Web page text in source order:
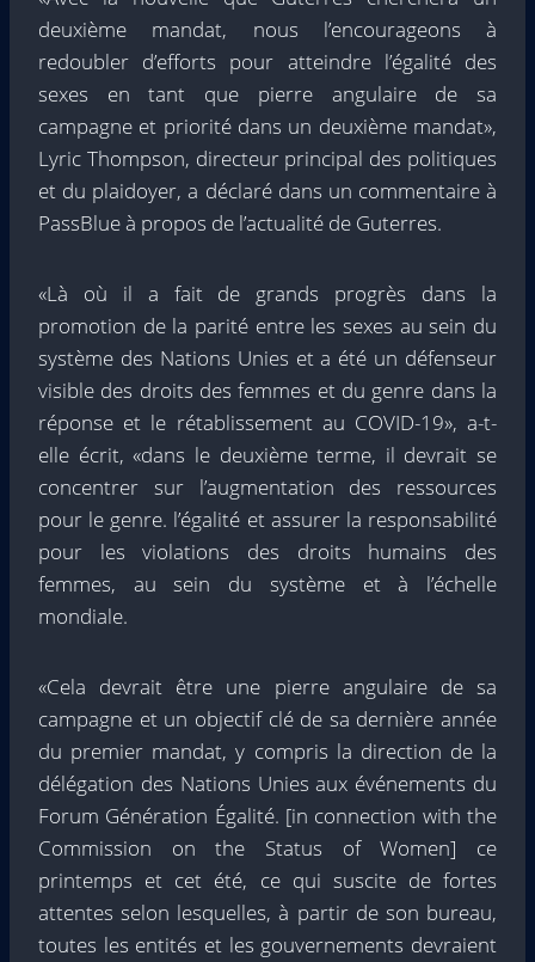
deuxième mandat, nous l’encourageons à
redoubler d’efforts pour atteindre l’égalité des
sexes en tant que pierre angulaire de sa
campagne et priorité dans un deuxième mandat»,
Lyric Thompson, directeur principal des politiques
et du plaidoyer, a déclaré dans un commentaire à
PassBlue à propos de l’actualité de Guterres.
«Là où il a fait de grands progrès dans la
promotion de la parité entre les sexes au sein du
système des Nations Unies et a été un défenseur
visible des droits des femmes et du genre dans la
réponse et le rétablissement au COVID-19», a-t-
elle écrit, «dans le deuxième terme, il devrait se
concentrer sur l’augmentation des ressources
pour le genre. l’égalité et assurer la responsabilité
pour les violations des droits humains des
femmes, au sein du système et à l’échelle
mondiale.
«Cela devrait être une pierre angulaire de sa
campagne et un objectif clé de sa dernière année
du premier mandat, y compris la direction de la
délégation des Nations Unies aux événements du
Forum Génération Égalité. [in connection with the
Commission on the Status of Women] ce
printemps et cet été, ce qui suscite de fortes
attentes selon lesquelles, à partir de son bureau,
toutes les entités et les gouvernements devraient